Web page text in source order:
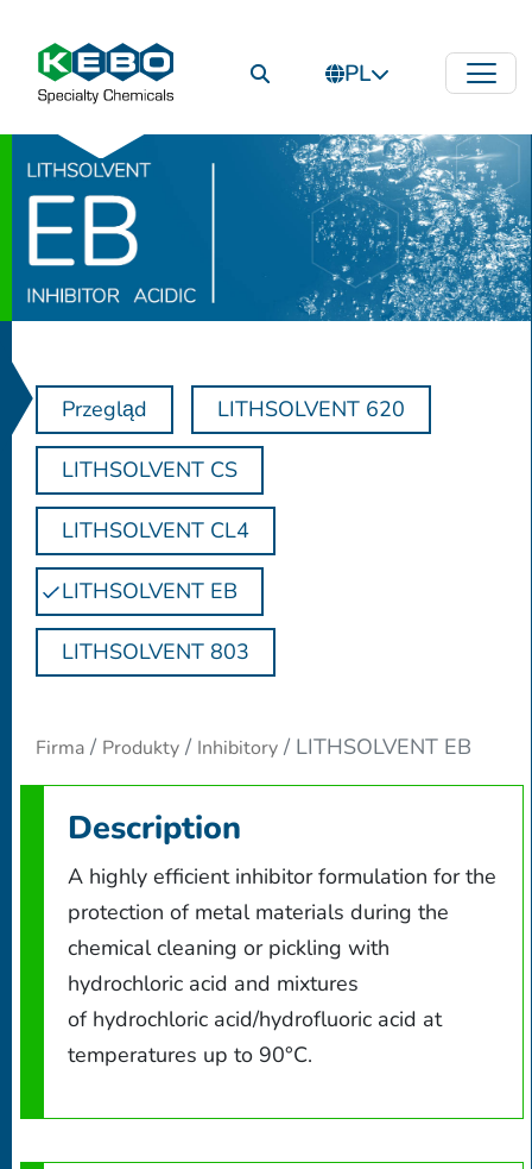
PL
Przegląd LITHSOLVENT 620
LITHSOLVENT CS
LITHSOLVENT CL4
LITHSOLVENT EB
LITHSOLVENT 803
Firma Produkty Inhibitory LITHSOLVENT EB
Description
A highly efficient inhibitor formulation for the
protection of metal materials during the
chemical cleaning or pickling with
hydrochloric acid and mixtures
of hydrochloric acid/hydrofluoric acid at
temperatures up to 90°C.